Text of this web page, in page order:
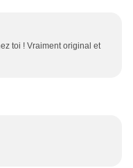
toi ! Vraiment original et